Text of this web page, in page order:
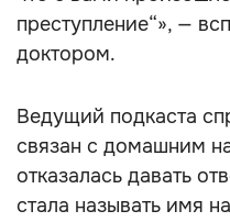
преступление“», —
доктором.
Ведущий подкаста
связан с домашним
отказалась давать
стала называть имя